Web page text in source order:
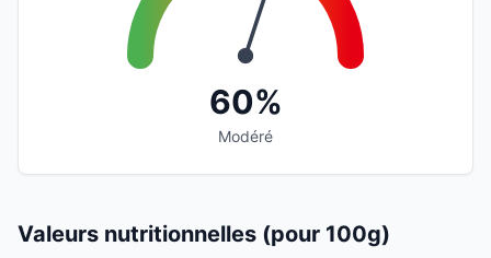
60%
Modéré
Valeurs nutritionnelles (pour 100g)